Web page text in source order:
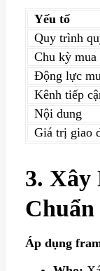
Yếu tố
Quy trình
Chu kỳ mua
Động lực
Kênh tiếp
Nội dung
Giá trị giao
3. Xây
Chuẩn
Áp dụng